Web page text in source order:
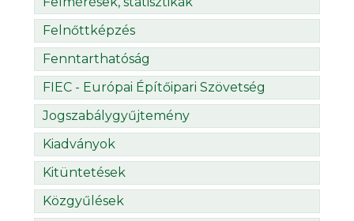
Felnőttképzés
Fenntarthatóság
FIEC - Európai Építőipari Szövetség
Jogszabálygyűjtemény
Kiadványok
Kitüntetések
Közgyűlések